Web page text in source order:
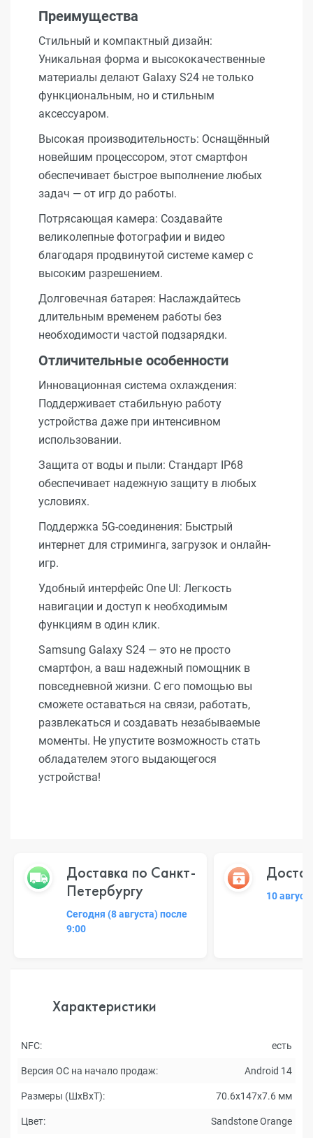
Преимущества
Стильный и компактный дизайн:
Уникальная форма и высококачественные
материалы делают Galaxy S24 не только
функциональным, но и стильным
аксессуаром.
Высокая производительность: Оснащённый
новейшим процессором, этот смартфон
обеспечивает быстрое выполнение любых
задач — от игр до работы.
Потрясающая камера: Создавайте
великолепные фотографии и видео
благодаря продвинутой системе камер с
высоким разрешением.
Долговечная батарея: Наслаждайтесь
длительным временем работы без
необходимости частой подзарядки.
Отличительные особенности
Инновационная система охлаждения:
Поддерживает стабильную работу
устройства даже при интенсивном
использовании.
Защита от воды и пыли: Стандарт IP68
обеспечивает надежную защиту в любых
условиях.
Поддержка 5G-соединения: Быстрый
интернет для стриминга, загрузок и онлайн-
игр.
Удобный интерфейс One UI: Легкость
навигации и доступ к необходимым
функциям в один клик.
Samsung Galaxy S24 — это не просто
смартфон, а ваш надежный помощник в
повседневной жизни. С его помощью вы
сможете оставаться на связи, работать,
развлекаться и создавать незабываемые
моменты. Не упустите возможность стать
обладателем этого выдающегося
устройства!
Доставка по Санкт-
Петербургу
Сегодня (8 августа) после
9:00
10
Характеристики
NFC: есть
Версия ОС на начало продаж: Android 14
Размеры (ШxВxТ): 70.6x147x7.6 мм
Цвет: Sandstone Orange